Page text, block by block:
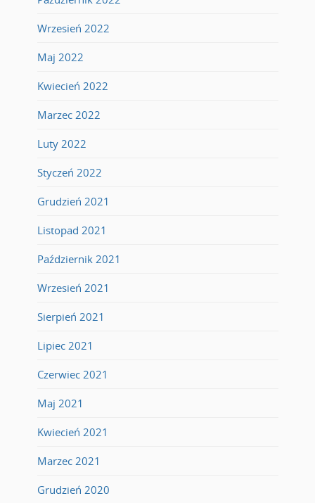
Wrzesień 2022
Maj 2022
Kwiecień 2022
Marzec 2022
Luty 2022
Styczeń 2022
Grudzień 2021
Listopad 2021
Październik 2021
Wrzesień 2021
Sierpień 2021
Lipiec 2021
Czerwiec 2021
Maj 2021
Kwiecień 2021
Marzec 2021
Grudzień 2020